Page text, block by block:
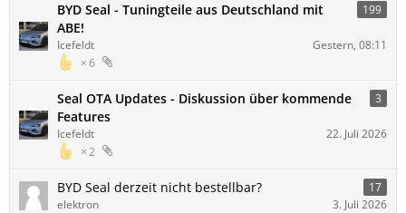
BYD Seal - Tuningteile aus Deutschland mit
ABE!
199
6
Icefeldt Gestern, 08:11
Seal OTA Updates - Diskussion über kommende
Features
3
2
Icefeldt 22. Juli 2026
BYD Seal derzeit nicht bestellbar?
17
elektron
3. Juli 2026